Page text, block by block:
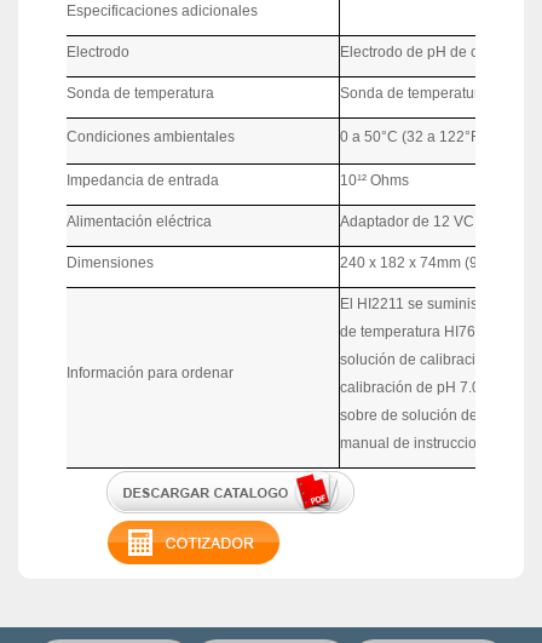
Especificaciones adicionales
Electrodo Electrodo de pH de cuerpo
Sonda de temperatura Sonda de temperatura de
Condiciones ambientales 0 a 50°C (32 a 122°F; 273 a
Impedancia de entrada 10¹² Ohms
Alimentación eléctrica Adaptador de 12 VCD
Dimensiones 240 x 182 x 74mm (9.4 x 7.1 x
Información para ordenar
El HI2211 se suministra con
de temperatura HI7662,
solución de calibración de pH
calibración de pH 7.01
sobre de solución de
manual de instrucciones.